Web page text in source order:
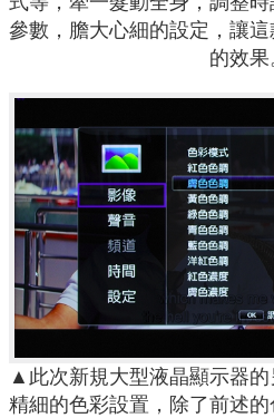
參數，膽大心細的設定，讓
的效果
▲此次新規大型液晶顯示器
精細的色彩設置，除了前述